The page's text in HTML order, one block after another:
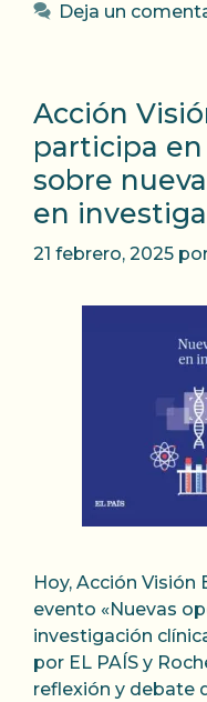
Deja un
Acción
participa
sobre
en
21 febrero, 2025
Hoy, Acción Visión
evento «Nuevas
investigación
por EL PAÍS y
reflexión y debate